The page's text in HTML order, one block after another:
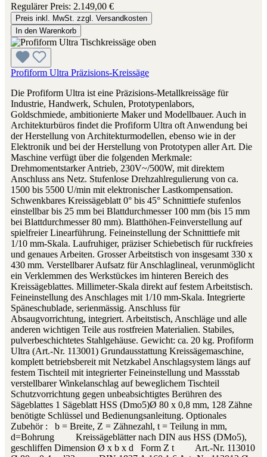
Regulärer Preis: 2.149,00 €
Preis inkl. MwSt. zzgl. Versandkosten
In den Warenkorb
Profiform Ultra Präzisions-Kreissäge
Die Profiform Ultra ist eine Präzisions-Metallkreissäge für
Industrie, Handwerk, Schulen, Prototypenlabors,
Goldschmiede, ambitionierte Maker und Modellbauer. Auch in
Architekturbüros findet die Profiform Ultra oft Anwendung bei
der Herstellung von Architekturmodellen, ebenso wie in der
Elektronik und bei der Herstellung von Prototypen aller Art. Die
Maschine verfügt über die folgenden Merkmale:
Drehmomentstarker Antrieb, 230V~/500W, mit direktem
Anschluss ans Netz. Stufenlose Drehzahlregulierung von ca.
1500 bis 5500 U/min mit elektronischer Lastkompensation.
Schwenkbares Kreissägeblatt 0° bis 45° Schnitttiefe stufenlos
einstellbar bis 25 mm bei Blattdurchmesser 100 mm (bis 15 mm
bei Blattdurchmesser 80 mm). Blatthöhen-Feinverstellung auf
spielfreier Linearführung. Feineinstellung der Schnitttiefe mit
1/10 mm-Skala. Laufruhiger, präziser Schiebetisch für ruckfreies
und genaues Arbeiten. Grosser Arbeitstisch von insgesamt 330 x
430 mm. Verstellbarer Aufsatz für Anschlaglineal, verunmöglicht
ein Verklemmen des Werkstückes im hinteren Bereich des
Kreissägeblattes. Millimeter-Skala direkt auf festem Arbeitstisch.
Feineinstellung des Anschlages mit 1/10 mm-Skala. Integrierte
Späneschublade, serienmässig. Anschluss für
Absaugvorrichtung, integriert. Arbeitstisch, Anschläge und alle
anderen wichtigen Teile aus rostfreien Materialien. Stabiles,
pulverbeschichtetes Stahlgehäuse. Gewicht: ca. 20 kg. Profiform
Ultra (Art.-Nr. 113001) Grundausstattung Kreissägemaschine,
komplett betriebsbereit mit Netzkabel Anschlagsystem längs auf
festem Tischteil mit integrierter Feineinstellung und Massstab
verstellbarer Winkelanschlag auf beweglichem Tischteil
Schutzvorrichtung gegen unbeabsichtigtes Berühren des
Sägeblattes 1 Sägeblatt HSS (Dmo5)Ø 80 x 0,8 mm, 128 Zähne
benötigte Schlüssel und Bedienungsanleitung. Optionales
Zubehör : b = Breite, Z = Zähnezahl, t = Teilung in mm,
d=Bohrung Kreissägeblätter nach DIN aus HSS (DMo5),
geschliffen Dimension Ø x b x d Form Z t Art.-Nr. 113010